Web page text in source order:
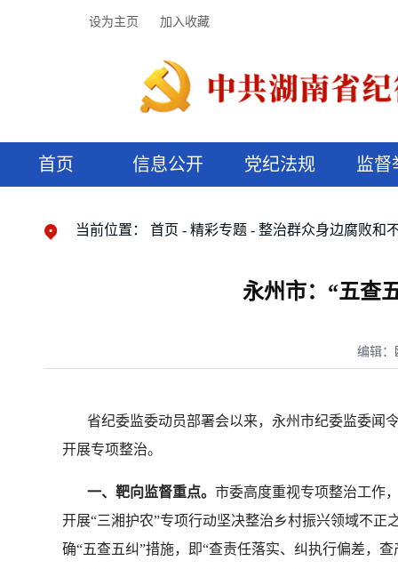
设为主页 加入收藏
首页 信息公开 党纪法规 监督
当前位置： 首页 精彩专题 整治群众身边腐败和
永州市：“五查
编辑：
省纪委监委动员部署会以来，永州市纪委监委闻
开展专项整治。
一、靶向监督重点。 市委高度重视专项整治工作
开展“三湘护农”专项行动坚决整治乡村振兴领域不
确“五查五纠”措施，即“查责任落实、纠执行偏差，